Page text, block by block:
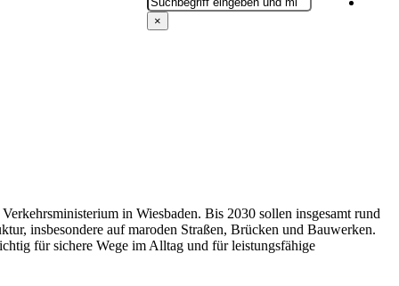
×
in Wiesbaden. Bis 2030 sollen insgesamt rund
insbesondere auf maroden Straßen, Brücken und Bauwerken.
für sichere Wege im Alltag und für leistungsfähige